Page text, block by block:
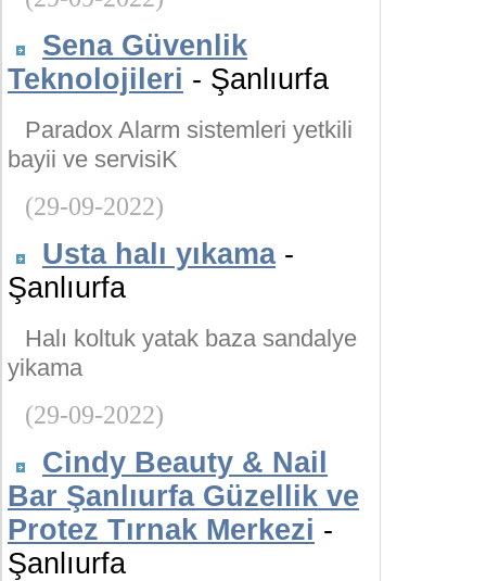
Sena Güvenlik
Teknolojileri - Şanlıurfa
Paradox Alarm sistemleri yetkili
bayii ve servisiK
(29-09-2022)
Usta halı yıkama-
Şanlıurfa
Halı koltuk yatak baza sandalye
yikama
(29-09-2022)
Cindy Beauty & Nail
Bar Şanlıurfa Güzellik ve
Protez Tırnak Merkezi -
Şanlıurfa